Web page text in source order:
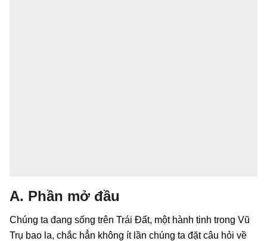
A. Phần mở đầu
Chúng ta đang sống trên Trái Đất, một hành tinh trong Vũ
Trụ bao la, chắc hẳn không ít lần chúng ta đặt câu hỏi về